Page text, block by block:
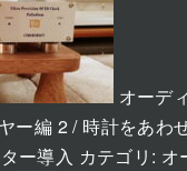
オーデ
ー編 2 / 時計をあわ
ー導入 カテゴリ: オ